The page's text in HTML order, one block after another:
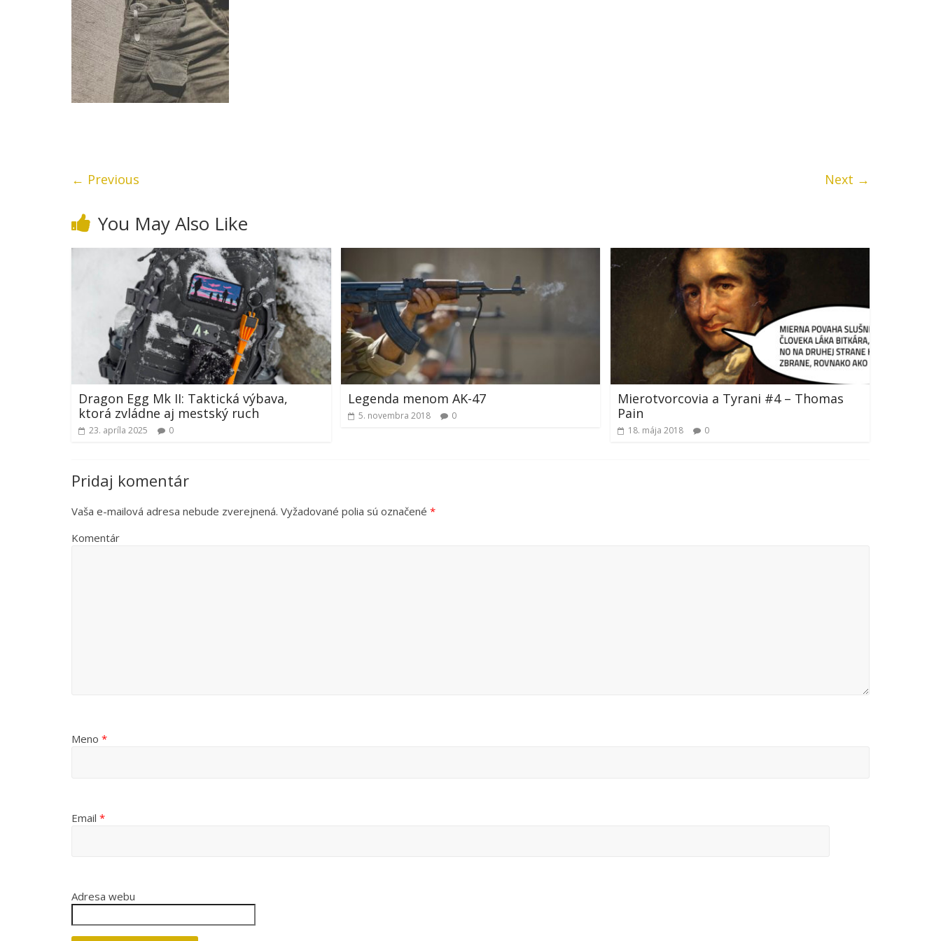
← Previous Next →
You May Also Like
Dragon Egg Mk II: Taktická výbava,
ktorá zvládne aj mestský ruch
23. apríla 2025 0
Legenda menom AK-47
5. novembra 2018 0
Mierotvorcovia a Tyrani #4 – Thomas
Pain
18. mája 2018 0
Pridaj komentár
Vaša e-mailová adresa nebude zverejnená. Vyžadované polia sú označené *
Komentár
Meno *
Email *
Adresa webu